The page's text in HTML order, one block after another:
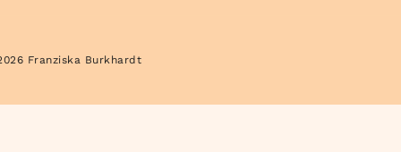
Franziska Burkhardt